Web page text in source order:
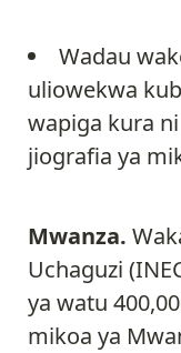
Wadau
uliowekwa
wapiga kura
jiografia ya
Mwanza.
Uchaguzi
ya watu
mikoa ya